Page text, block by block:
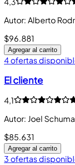
Autor: Alberto
$96.881
Agregar al carrito
4 ofertas
El cliente
4,1
Autor: Joel
$85.631
Agregar al carrito
3 ofertas